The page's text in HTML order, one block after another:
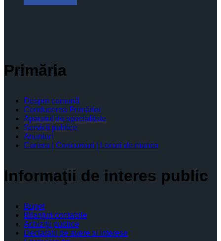
Primăria
Despre comună
Conducerea Primăriei
Aparatul de specialitate
Servicii publice
Anunturi
Cariera | Concursuri | Locuri de munca
Informaţii de interes public
Buget
Bilanţuri contabile
Achiziţii publice
Declaratii de avere si interese